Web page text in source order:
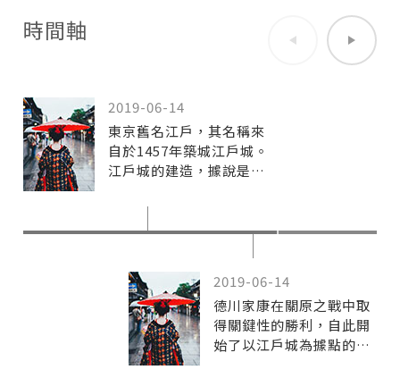
時間軸
2019-06-14
東京舊名江戶，其名稱來
自於1457年築城江戶城。
江戶城的建造，據說是由
縣）的城主上杉定正奉京
都足利幕府的命令，下令
的。在選擇地點的時候，
太田一眼就看中了這一片
雖是潮濕地帶，但四周被
山和海所環繞的關東平
原，於是就在在今天的皇
居一帶建造了江戶城
2019-06-14
德川家康在關原之戰中取
得關鍵性的勝利，自此開
始了以江戶城為據點的江